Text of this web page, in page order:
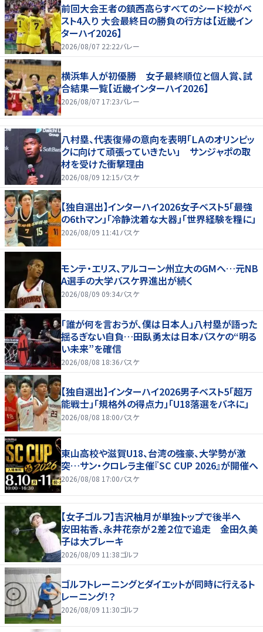
前回大会王者の鎮西高らすべてのシード校がベ
スト4入り 大会最終日の勝負の行方は【近畿イン
ターハイ2026】
2026/08/07 22:22バレー
横浜隼人が初優勝 女子最終順位と個人賞、試
合結果一覧【近畿インターハイ2026】
2026/08/07 17:23バレー
八村塁、代表復帰の意向を表明「ＬＡのオリンピッ
クに向けて頑張っていきたい」 サンジャポの取
材を受けた衝撃理由
2026/08/09 12:15バスケ
【独自選出】インターハイ2026女子ベスト5「最強
の6thマン」「冷静沈着な大器」「世界経験を糧に」
2026/08/09 11:41 バスケ
モンテ・エリス、アルコーン州立大のGMへ…元NB
A選手の大学バスケ界進出が続く
2026/08/09 09:34バスケ
「誰が何を言おうが、僕は日本人」八村塁が語った
揺るぎない自負…田臥勇太は日本バスケの“明る
い未来”を確信
2026/08/08 18:36バスケ
【独自選出】インターハイ2026男子ベスト5「超万
能戦士」「規格外の得点力」「U18落選をバネに」
2026/08/08 18:00バスケ
東山高校や滋賀U18、台湾の強豪、大学勢が激
突…サン・クロレラ主催『SC CUP 2026』が開催へ
2026/08/08 17:00バスケ
【女子ゴルフ】吉沢柚月が単独トップで後半へ
安田祐香、永井花奈が２差２位で追走 金田久美
子は大ブレーキ
2026/08/09 11:38ゴルフ
ゴルフトレーニングとダイエットが同時に行えるト
レーニング！？
2026/08/09 11:30ゴルフ